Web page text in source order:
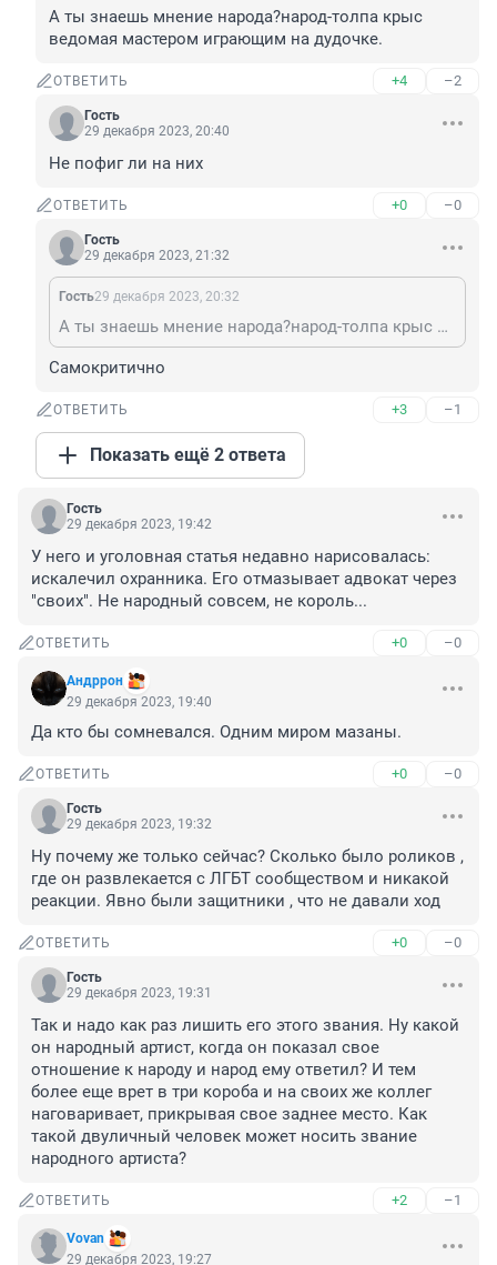
А ты знаешь мнение народа?народ-толпа крыс
ведомая мастером играющим на дудочке.
ОТВЕТИТЬ +4 –2
Гость
29 декабря 2023, 20:40
Не пофиг ли на них
ОТВЕТИТЬ +0 –0
Гость
29 декабря 2023, 21:32
Гость29 декабря 2023, 20:32
А ты знаешь мнение народа?народ-толпа крыс ведомая мастером играющим на дудочке.
Самокритично
ОТВЕТИТЬ +3 –1
Показать ещё 2 ответа
Гость
29 декабря 2023, 19:42
У него и уголовная статья недавно нарисовалась:
искалечил охранника. Его отмазывает адвокат через
"своих". Не народный совсем, не король...
ОТВЕТИТЬ +0 –0
Андррон
29 декабря 2023, 19:40
Да кто бы сомневался. Одним миром мазаны.
ОТВЕТИТЬ +0 –0
Гость
29 декабря 2023, 19:32
Ну почему же только сейчас? Сколько было роликов ,
где он развлекается с ЛГБТ сообществом и никакой
реакции. Явно были защитники , что не давали ход
ОТВЕТИТЬ +0 –0
Гость
29 декабря 2023, 19:31
Так и надо как раз лишить его этого звания. Ну какой
он народный артист, когда он показал свое
отношение к народу и народ ему ответил? И тем
более еще врет в три короба и на своих же коллег
наговаривает, прикрывая свое заднее место. Как
такой двуличный человек может носить звание
народного артиста?
ОТВЕТИТЬ +2 –1
Vovan
29 декабря 2023, 19:27